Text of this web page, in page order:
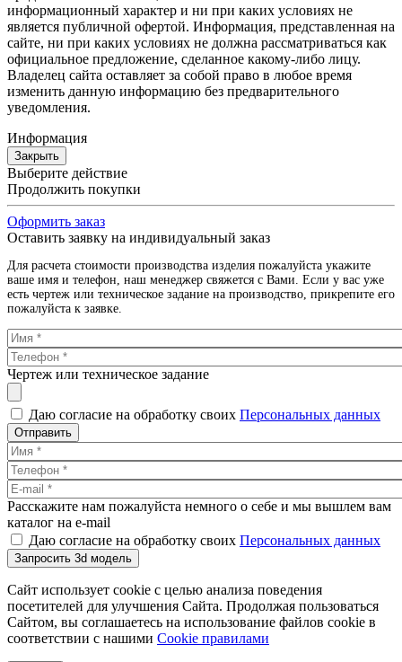
информационный характер и ни при каких условиях не
является публичной офертой. Информация, представленная на
сайте, ни при каких условиях не должна рассматриваться как
официальное предложение, сделанное какому-либо лицу.
Владелец сайта оставляет за собой право в любое время
изменить данную информацию без предварительного
уведомления.
Информация
Закрыть
Выберите действие
Продолжить покупки
Оформить заказ
Оставить заявку на индивидуальный заказ
Для расчета стоимости производства изделия пожалуйста укажите
ваше имя и телефон, наш менеджер свяжется с Вами. Если у вас уже
есть чертеж или техническое задание на производство, прикрепите его
пожалуйста к заявке.
Чертеж или техническое задание
Даю согласие на обработку своих Персональных данных
Отправить
Расскажите нам пожалуйста немного о себе и мы вышлем вам
каталог на e-mail
Даю согласие на обработку своих Персональных данных
Запросить 3d модель
Сайт использует cookie с целью анализа поведения
посетителей для улучшения Сайта. Продолжая пользоваться
Сайтом, вы соглашаетесь на использование файлов cookie в
соответствии с нашими Cookiе правилами